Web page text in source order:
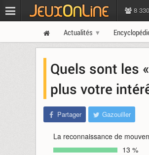
8 330
Actualités
Quels sont les
plus votre
Partager Gazouiller
La reconnaissance de
13 %